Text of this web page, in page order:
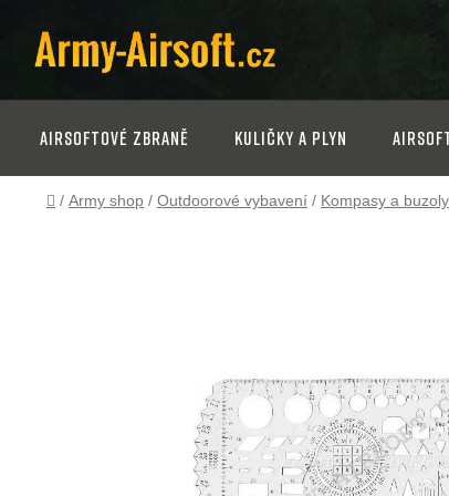
obsah
Airsoftové zbraně Kuličky a plyn
Domů
/ Army shop / Outdoorové vybavení / Kompasy a buzoly